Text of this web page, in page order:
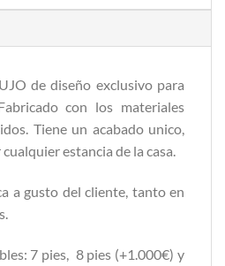
de diseño exclusivo para
con los materiales
Tiene un acabado unico,
estancia de la casa.
a gusto del cliente, tanto en
7 pies, 8 pies (+1.000€) y